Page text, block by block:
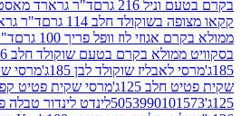
216 גרם
ד"ר גרארד מאסטר פיס
חלב 114 גרם
ד"ר גרארד סימול
לוז וופל פריך 100 גרם
ד"ר גרארד
בקרם בטעם שוקולד חלב 216 גרם
בונ'
שוקולד לבן 185ג'
מרסי שקית פטיט מריר
125ג'
מרסי שקית פטיט קפה
לינדט לינדור טבלה פיסטוק 100ג'